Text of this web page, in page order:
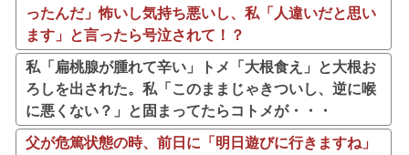
ったんだ」怖いし気持ち悪いし、私「人違いだと思い
ます」と言ったら号泣されて！？
私「扁桃腺が腫れて辛い」トメ「大根食え」と大根お
ろしを出された。私「このままじゃきついし、逆に喉
に悪くない？」と固まってたらコトメが・・・
父が危篤状態の時、前日に「明日遊びに行きますね」